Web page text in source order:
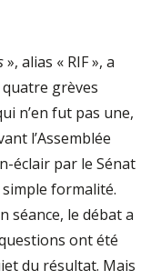
», alias « RIF », a
grèves
n’en fut pas une,
l’Assemblée
éclair par le Sénat
formalité.
séance, le débat a
ont été
du résultat. Mais